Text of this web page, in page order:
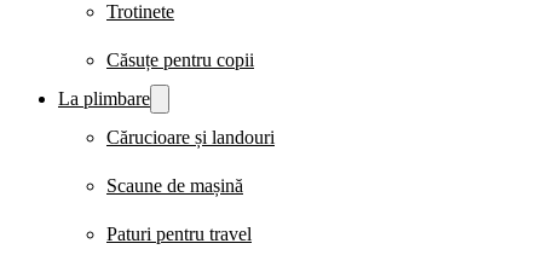
Trotinete
Căsuțe pentru copii
La plimbare
Cărucioare și landouri
Scaune de mașină
Paturi pentru travel